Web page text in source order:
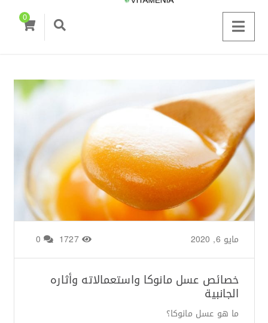
0
مايو 6, 2020 1727
خصائص عسل مانوكا واستعمالاته وأثاره
الجانبية
ما هو عسل مانوكا؟